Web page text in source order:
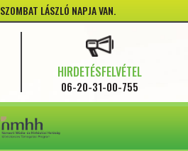
LÁSZLÓ NAPJA VAN.
HIRDETÉSFELVÉTEL
06-20-31-00-755